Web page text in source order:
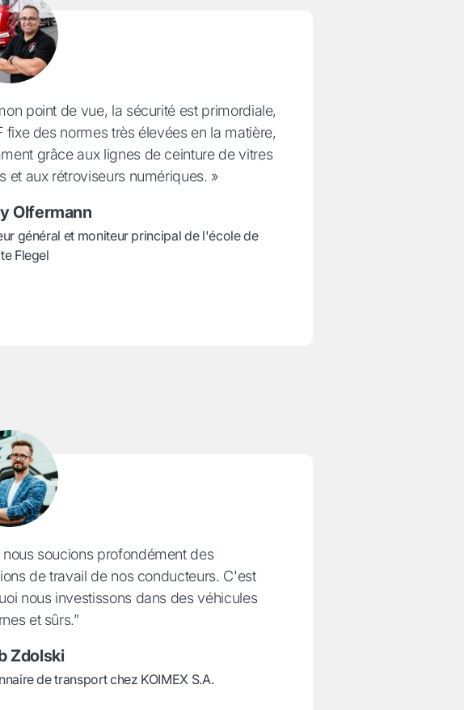
point de vue, la sécurité est primordiale,
fixe des normes très élevées en la matière,
grâce aux lignes de ceinture de vitres
et aux rétroviseurs numériques. »
Olfermann
général et moniteur principal de l'école de
Flegel
nous soucions profondément des
de travail de nos conducteurs. C'est
nous investissons dans des véhicules
et sûrs.”
Zdolski
de transport chez KOIMEX S.A.